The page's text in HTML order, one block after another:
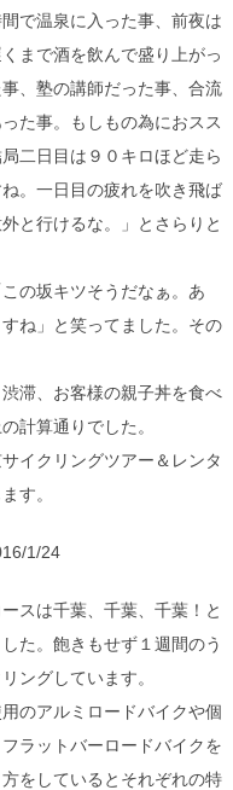
で温泉に入った事、前夜は
まで酒を飲んで盛り上がっ
、塾の講師だった事、合流
た事。もしもの為におスス
二日目は９０キロほど走ら
。一日目の疲れを吹き飛ば
と行けるな。」とさらりと
の坂キツそうだなぁ。あ
ね」と笑ってました。その
滞、お客様の親子丼を食べ
計算通りでした。
イクリングツアー＆レンタ
す。
1/24
スは千葉、千葉、千葉！と
た。飽きもせず１週間のう
ングしています。
のアルミロードバイクや個
ラットバーロードバイクを
をしているとそれぞれの特